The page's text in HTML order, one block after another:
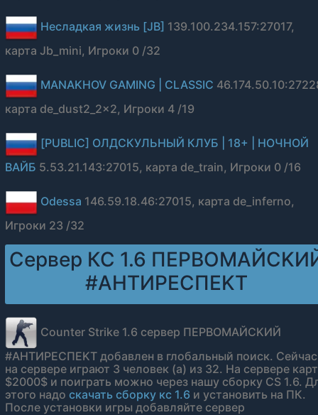
Несладкая жизнь [JB] 139.100.234.157:27017,
карта Jb_mini, Игроки 0 /32
MANAKHOV GAMING | CLASSIC
карта de_dust2_2x2, Игроки 4 /19
[PUBLIC] ОЛДСКУЛЬНЫЙ КЛУБ | 18+ | НОЧНОЙ
ВАЙБ 5.53.21.143:27015, карта de_train, Игроки 0 /16
Odessa 146.59.18.46:27015, карта de_inferno,
Игроки 23 /32
Сервер КС 1.6
#AHTИPECПEKT
Counter Strike 1.6 сервер ПEPBOMAЙCKИЙ
#AHTИPECПEKT добавлен в глобальный поиск. Сейчас
на сервере играют 3 человек (а) из 32. На сервере
$2000$ и поиграть можно через нашу сборку CS 1.6.
этого надо скачать сборку кс 1.6 и установить на ПК.
После установки игры добавляйте сервер